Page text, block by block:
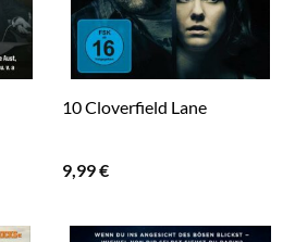
10 Cloverfield Lane
9,99€